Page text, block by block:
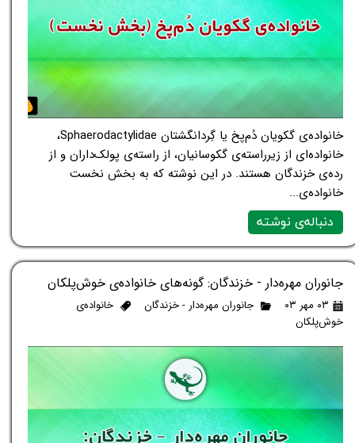
خانواده‌ی گکویان دُم‌پخ یا گِردانگشتان Sphaerodactylidae،
خانواده‌ای از زیرراسته‌ی گکوسانیان، از راسته‌ی پولک‌داران و از
رده‌ی خزندگان هستند. در این نوشته که به بخش نخست
خانواده‌ی...
دنباله‌ی نوشته
جانوران مهره‌دار - خزندگان: گونه‌های خانواده‌ی خوش‌پلکان
۰۳ مهر ۰۳ جانوران مهره‌دار - خزندگان
خانواده‌ی
خوش‌پلکان